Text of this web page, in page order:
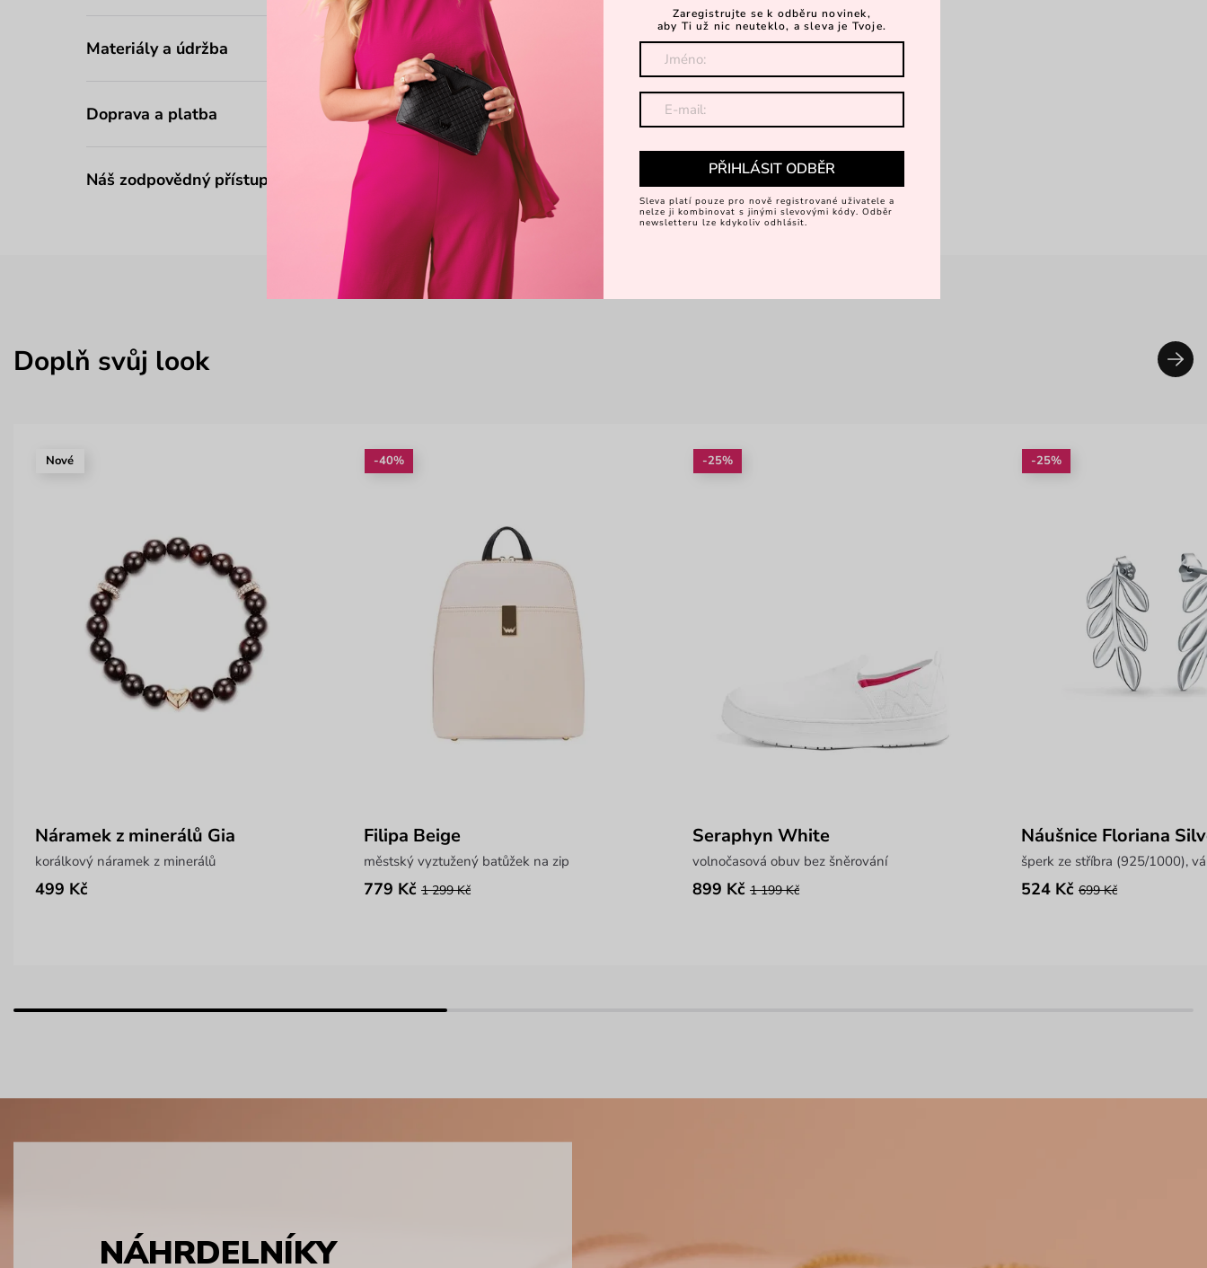
Materiály a údržba
Doprava a platba
Náš zodpovědný přístup
Doplň svůj look
Nové
Náramek z minerálů Gia
korálkový náramek z minerálů
499 Kč
-40%
Filipa Beige
městský vyztužený batůžek na zip
779 Kč 1 299 Kč
-25%
Seraphyn White
volnočasová obuv bez šněrování
899 Kč 1 199 Kč
-25%
Náušnice Floriana
šperk ze stříbra (925/1000),
524 Kč 699 Kč
NÁHRDELNÍKY
Zaregistrujte se k odběru novinek,
aby Ti už nic neuteklo, a sleva je Tvoje.
PŘIHLÁSIT ODBĚR
Sleva platí pouze pro nově registrované uživatele a
nelze ji kombinovat s jinými slevovými kódy. Odběr
newsletteru lze kdykoliv odhlásit.